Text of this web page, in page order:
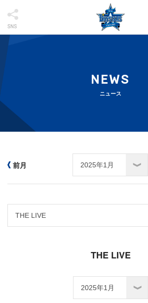
SNS
NEWS
ニュース
前月
THE LIVE